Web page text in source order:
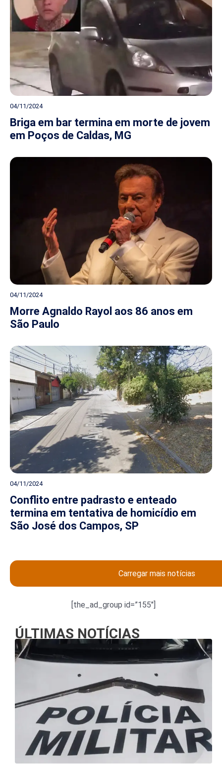
04/11/2024
Briga em bar termina em morte de jovem
em Poços de Caldas, MG
04/11/2024
Morre Agnaldo Rayol aos 86 anos em
São Paulo
04/11/2024
Conflito entre padrasto e enteado
termina em tentativa de homicídio em
São José dos Campos, SP
Carregar mais notícias
[the_ad_group id=”155″]
ÚLTIMAS NOTÍCIAS